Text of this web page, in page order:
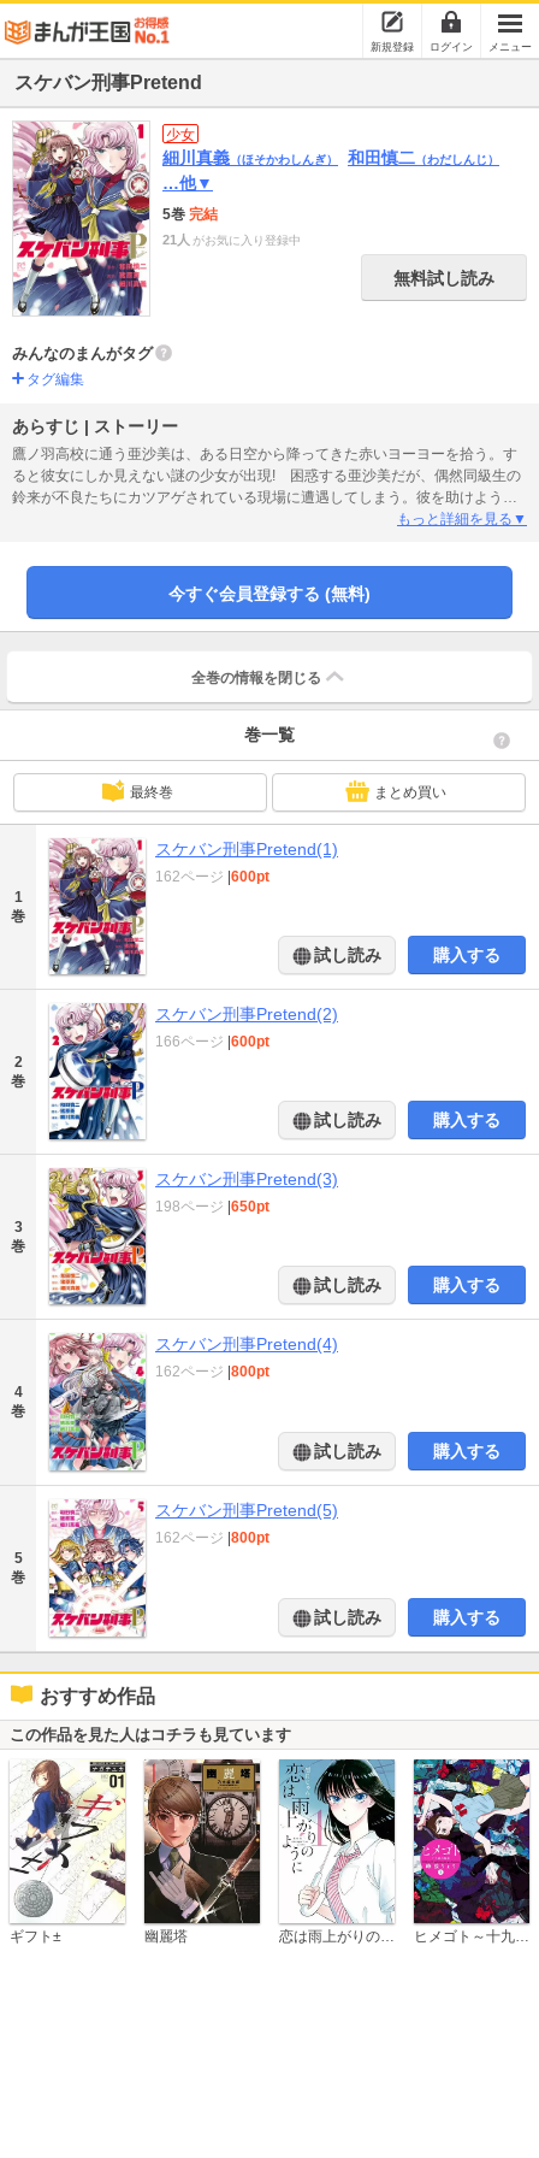
新規登録 ログイン メニュー
スケバン刑事Pretend
少女
細川真義 （ほそかわしんぎ） 和田慎二 （わだしんじ）
…他▼
5巻 完結
21人 がお気に入り登録中
無料試し読み
みんなのまんがタグ
タグ編集
あらすじ | ストーリー
鷹ノ羽高校に通う亜沙美は、ある日空から降ってきた赤いヨーヨーを拾う。す
ると彼女にしか見えない謎の少女が出現! 困惑する亜沙美だが、偶然同級生の
鈴来が不良たちにカツアゲされている現場に遭遇してしまう。彼を助けようと
する亜沙美だったが、このカツアゲにはウラがあって…!? いま花ひらき、咲き
もっと詳細を見る▼
今すぐ会員登録する (無料)
全巻の情報を 閉じる
巻一覧
最終巻 まとめ買い
1
巻
スケバン刑事Pretend(1)
162ページ |600pt
試し読み 購入する
2
巻
スケバン刑事Pretend(2)
166ページ |600pt
試し読み 購入する
3
巻
スケバン刑事Pretend(3)
198ページ |650pt
試し読み 購入する
4
巻
スケバン刑事Pretend(4)
162ページ |800pt
試し読み 購入する
5
巻
スケバン刑事Pretend(5)
162ページ |800pt
試し読み 購入する
おすすめ作品
この作品を見た人はコチラも見ています
ギフト± 幽麗塔 ヒメゴト～十九歳の制服～